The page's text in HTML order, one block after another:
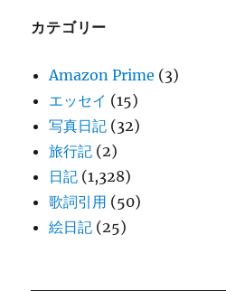
カテゴリー
Amazon Prime (3)
エッセイ (15)
写真日記 (32)
旅行記 (2)
日記 (1,328)
歌詞引用 (50)
絵日記 (25)